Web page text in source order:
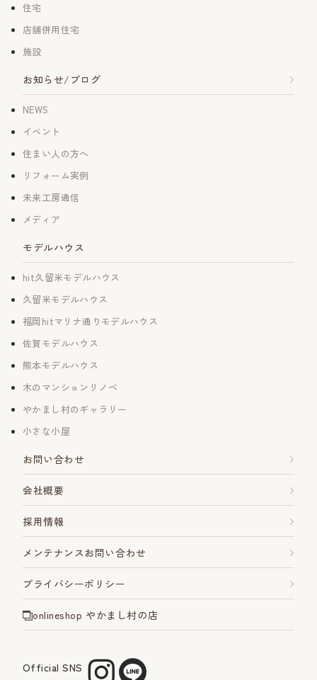
住宅
店舗併用住宅
施設
お知らせ/ブログ
NEWS
イベント
住まい人の方へ
リフォーム実例
未来工房通信
メディア
モデルハウス
hit久留米モデルハウス
久留米モデルハウス
福岡hitマリナ通りモデルハウス
佐賀モデルハウス
熊本モデルハウス
木のマンションリノベ
やかまし村のギャラリー
小さな小屋
お問い合わせ
会社概要
採用情報
メンテナンスお問い合わせ
プライバシーポリシー
onlineshop やかまし村の店
Official SNS